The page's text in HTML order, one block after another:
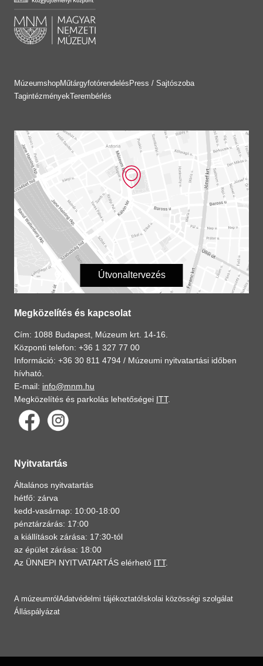
MúzeumshopMűtárgyfotórendelés Press / Sajtószoba
TagintézményekTerembérlés
Útvonaltervezés
Megközelítés és kapcsolat
Cím: 1088 Budapest, Múzeum krt. 14-16.
Központi telefon: +36 1 327 77 00
Információ: +36 30 811 4794 / Múzeumi nyitvatartási időben
hívható.
E-mail: info@mnm.hu
Megközelítés és parkolás lehetőségei ITT.
Nyitvatartás
Általános nyitvatartás
hétfő: zárva
kedd-vasárnap: 10:00-18:00
pénztárzárás: 17:00
a kiállítások zárása: 17:30-tól
az épület zárása: 18:00
Az ÜNNEPI NYITVATARTÁS elérhető ITT.
A múzeumról Adatvédelmi tájékoztató Iskolai közösségi szolgálat
Álláspályázat